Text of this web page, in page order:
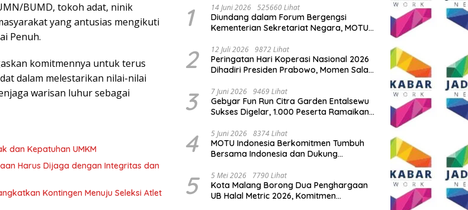
BUMD, tokoh adat, ninik
yang antusias mengikuti
Penuh.
komitmennya untuk terus
dalam melestarikan nilai-nilai
warisan luhur sebagai
dan Kepatuhan UMKM
Harus Dijaga dengan Integritas dan
Kontingen Menuju Seleksi Atlet
1 14 Juni 2026 525660 Lihat
Diundang dalam Forum Bergengsi
Kementerian Sekretariat Negara, MOTU
Indonesia
2 12 Juli 2026 9872 Lihat
Peringatan Hari Koperasi Nasional 2026
Dihadiri Presiden Prabowo, Momen Salam
3 7 Juni 2026 9469 Lihat
Gebyar Fun Run Citra Garden Entalsewu
Sukses Digelar, 1.000 Peserta Ramaikan
4 5 Juni 2026 8374 Lihat
MOTU Indonesia Berkomitmen Tumbuh
Bersama Indonesia dan Dukung
5 5 Mei 2026 7790 Lihat
Kota Malang Borong Dua Penghargaan
UB Halal Metric 2026, Komitmen